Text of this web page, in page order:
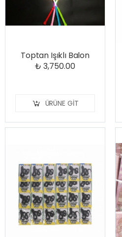
Toptan Işıklı Balon
₺ 3,750.00
ÜRÜNE GIT